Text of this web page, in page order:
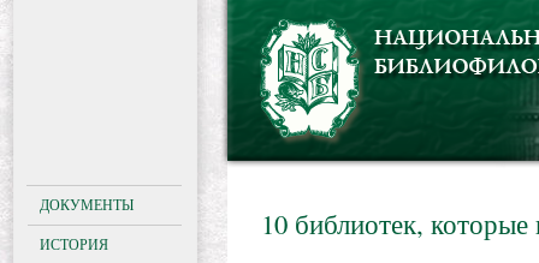
10 библиотек,
ДОКУМЕНТЫ
ИСТОРИЯ